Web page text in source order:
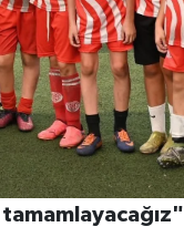
tamamlayacağız"